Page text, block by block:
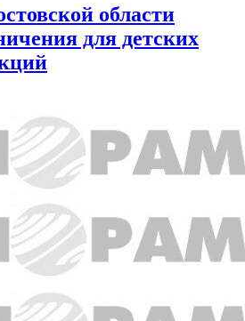
области
для детских